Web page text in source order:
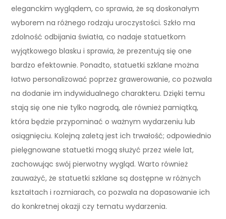
eleganckim wyglądem, co sprawia, że są doskonałym
wyborem na różnego rodzaju uroczystości. Szkło ma
zdolność odbijania światła, co nadaje statuetkom
wyjątkowego blasku i sprawia, że prezentują się one
bardzo efektownie. Ponadto, statuetki szklane można
łatwo personalizować poprzez grawerowanie, co pozwala
na dodanie im indywidualnego charakteru. Dzięki temu
stają się one nie tylko nagrodą, ale również pamiątką,
która będzie przypominać o ważnym wydarzeniu lub
osiągnięciu. Kolejną zaletą jest ich trwałość; odpowiednio
pielęgnowane statuetki mogą służyć przez wiele lat,
zachowując swój pierwotny wygląd. Warto również
zauważyć, że statuetki szklane są dostępne w różnych
kształtach i rozmiarach, co pozwala na dopasowanie ich
do konkretnej okazji czy tematu wydarzenia.